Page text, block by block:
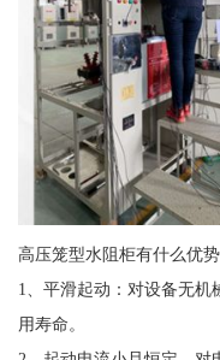
高压笼型水阻柜有什么优势
1、平滑起动：对设备无机
用寿命。